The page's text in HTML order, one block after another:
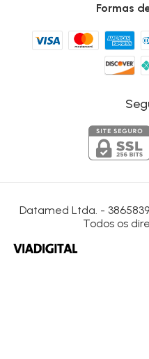
Formas
Datamed Ltda. -
Todos os